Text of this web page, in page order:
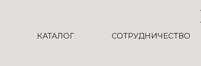
КАТАЛОГ СОТРУДНИЧЕСТВО